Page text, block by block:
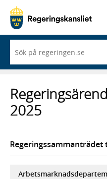
du
börjar
skriva
framträder
en
lista
2025